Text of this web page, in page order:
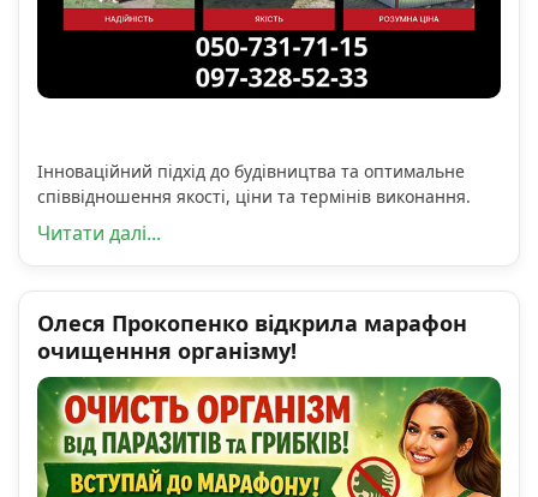
Інноваційний підхід до будівництва та оптимальне
співвідношення якості, ціни та термінів виконання.
Читати далі...
Олеся Прокопенко відкрила марафон
очищенння організму!